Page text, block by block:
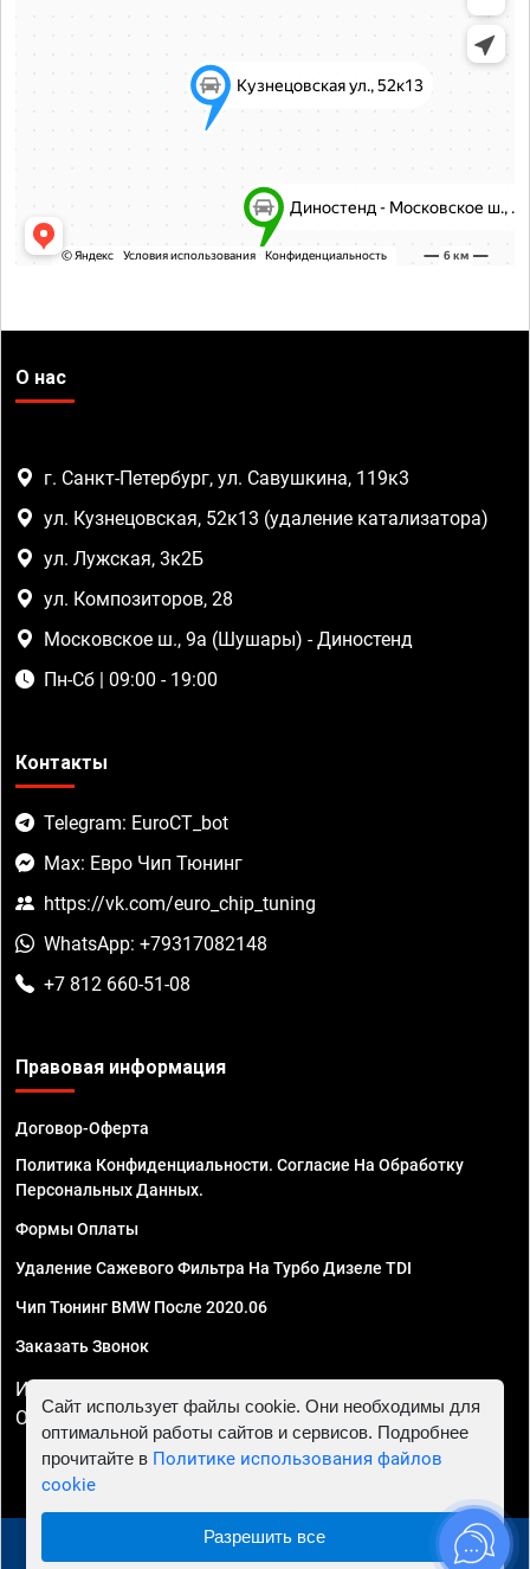
О нас
г. Санкт-Петербург, ул. Савушкина, 119к3
ул. Кузнецовская, 52к13 (удаление катализатора)
ул. Лужская, 3к2Б
ул. Композиторов, 28
Московское ш., 9а (Шушары) - Диностенд
Пн-Сб | 09:00 - 19:00
Контакты
Telegram: EuroCT_bot
Max: Евро Чип Тюнинг
https://vk.com/euro_chip_tuning
WhatsApp: +79317082148
+7 812 660-51-08
Правовая информация
Договор-Оферта
Политика Конфиденциальности. Согласие На Обработку
Персональных Данных.
Формы Оплаты
Удаление Сажевого Фильтра На Турбо Дизеле TDI
Чип Тюнинг BMW После 2020.06
Заказать Звонок
ИП Смирнов Георгий Павлович. ИНН 781302555843,
ОГРНИП 324470400032610
© 2010 - 2026 Чип тюнинг в Санкт-Петербурге -
Сайт использует файлы cookie. Они необходимы для
оптимальной работы сайтов и сервисов. Подробнее
прочитайте в Политике использования файлов
cookie
Разрешить все